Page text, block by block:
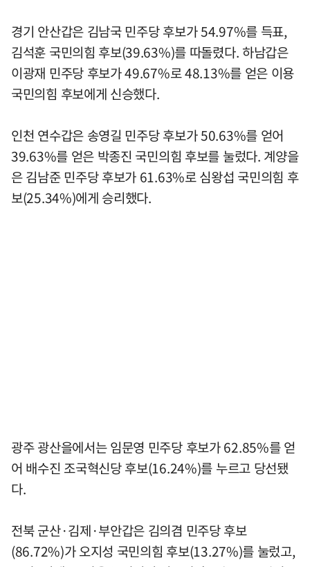
경기 안산갑은 김남국 민주당 후보가 54.97%를 득표,
김석훈 국민의힘 후보(39.63%)를 따돌렸다. 하남갑은
이광재 민주당 후보가 49.67%로 48.13%를 얻은 이용
국민의힘 후보에게 신승했다.
인천 연수갑은 송영길 민주당 후보가 50.63%를 얻어
39.63%를 얻은 박종진 국민의힘 후보를 눌렀다. 계양을
은 김남준 민주당 후보가 61.63%로 심왕섭 국민의힘 후
보(25.34%)에게 승리했다.
광주 광산을에서는 임문영 민주당 후보가 62.85%를 얻
어 배수진 조국혁신당 후보(16.24%)를 누르고 당선됐
다.
전북 군산·김제·부안갑은 김의겸 민주당 후보
(86.72%)가 오지성 국민의힘 후보(13.27%)를 눌렀고,